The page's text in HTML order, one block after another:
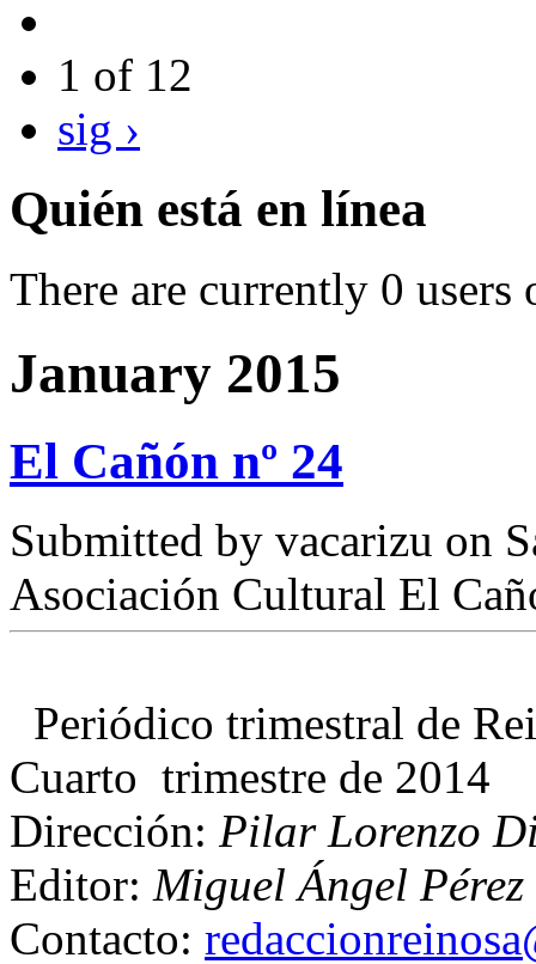
1 of 12
sig ›
Quién está en línea
There are currently 0 users
January 2015
El Cañón nº 24
Submitted by vacarizu on
Asociación Cultural El
Periódico trimestral de
Cuarto trimestre de 2014
Dirección: Pilar Lorenzo
Editor: Miguel Ángel
Contacto: